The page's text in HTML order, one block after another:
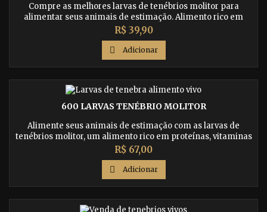
Compre as melhores larvas de tenébrios molitor para
alimentar seus animais de estimação. Alimento rico em
nutrientes essenciais para répteis, pássaros e anfíbios.
Compre agora e garanta uma dieta balanceada para seus
bichinhos!
Preço
R$ 39,90
 Adicionar
600 LARVAS TENÉBRIO MOLITOR
Alimente seus animais de estimação com as larvas de
tenébrios molitor, um alimento rico em proteínas, vitaminas
e minerais, essenciais para o desenvolvimento saudável de
répteis, pássaros e anfíbios. Compre agora e proporcione
uma dieta equilibrada e nutritiva aos seus bichinhos!
Preço
R$ 67,00
 Adicionar